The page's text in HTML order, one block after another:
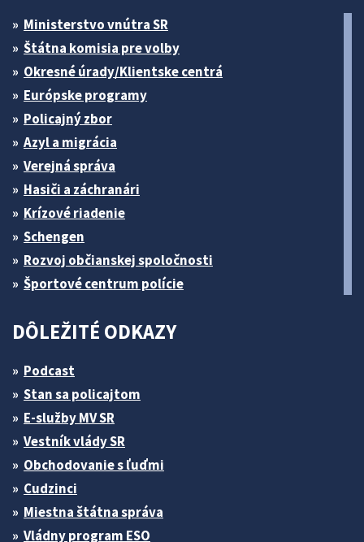
Ministerstvo vnútra SR
Štátna komisia pre volby
Okresné úrady/Klientske centrá
Európske programy
Policajný zbor
Azyl a migrácia
Verejná správa
Hasiči a záchranári
Krízové riadenie
Schengen
Rozvoj občianskej spoločnosti
Športové centrum polície
DÔLEŽITÉ ODKAZY
Podcast
Stan sa policajtom
E-služby MV SR
Vestník vlády SR
Obchodovanie s ľuďmi
Cudzinci
Miestna štátna správa
Vládny program ESO